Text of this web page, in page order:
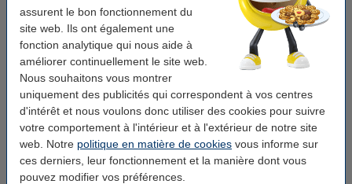
assurent le bon fonctionnement du
site web. Ils ont également une
fonction analytique qui nous aide à
améliorer continuellement le site web.
Nous souhaitons vous montrer
uniquement des publicités qui correspondent à vos centres
d'intérêt et nous voulons donc utiliser des cookies pour suivre
votre comportement à l'intérieur et à l'extérieur de notre site
web. Notre politique en matière de cookies vous informe sur
ces derniers, leur fonctionnement et la manière dont vous
pouvez modifier vos préférences.
Nombre: 1 pièce
Pack avantageux ! 10+2 gratuit
Offre : 12x 123encre surligneur - rose pastel
12,50 €